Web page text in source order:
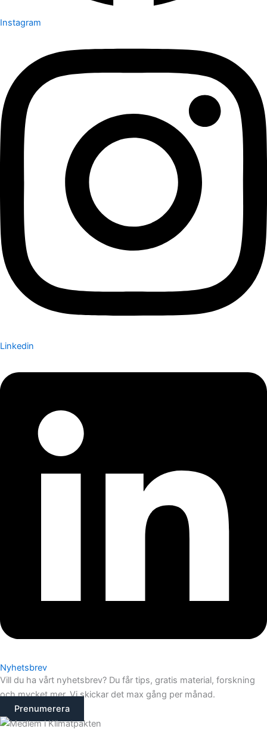
Instagram
Linkedin
Nyhetsbrev
Vill du ha vårt nyhetsbrev? Du får tips, gratis material, forskning
och mycket mer. Vi skickar det max gång per månad.
Prenumerera